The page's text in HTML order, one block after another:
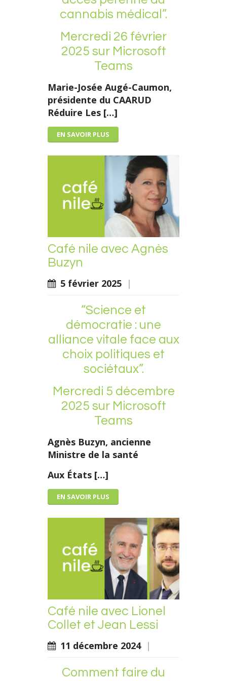
cannabis médical”.
Mercredi 26 février
2025 sur Microsoft
Teams
Marie-Josée Augé-Caumon,
présidente du CAARUD
Réduire Les […]
EN SAVOIR PLUS
Café nile avec Agnès
Buzyn
5 février 2025 |
“Science et
démocratie : une
alliance vitale face aux
choix politiques et
sociétaux”.
Mercredi 5 décembre
2025 sur Microsoft
Teams
Agnès Buzyn, ancienne
Ministre de la santé
Aux États […]
EN SAVOIR PLUS
Café nile avec Lionel
Collet et Jean Lessi
11 décembre 2024 |
Comment faire du